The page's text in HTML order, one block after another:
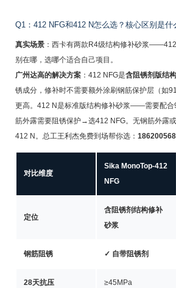
Q1：412 NFG和412 N怎么选？核心区别是什
真实场景：西卡有两款R4级结构修补砂浆
别在哪，选哪个适合自己项目。
广州达高的解决方案：412 NFG是含阻锈剂版结
锈成分，修补时不需要额外涂刷钢筋保护层（如
更高。412 N是标准版结构修补砂浆——需要配合
筋外露需要阻锈保护→选412 NFG。无钢筋外露
412 N。总工王利杰免费到场帮你选：
对比维度
Sika MonoTop-412
NFG
定位
含阻锈剂结构修补
砂浆
钢筋阻锈 ✓ 自带阻锈剂
28天抗压 ≥45MPa